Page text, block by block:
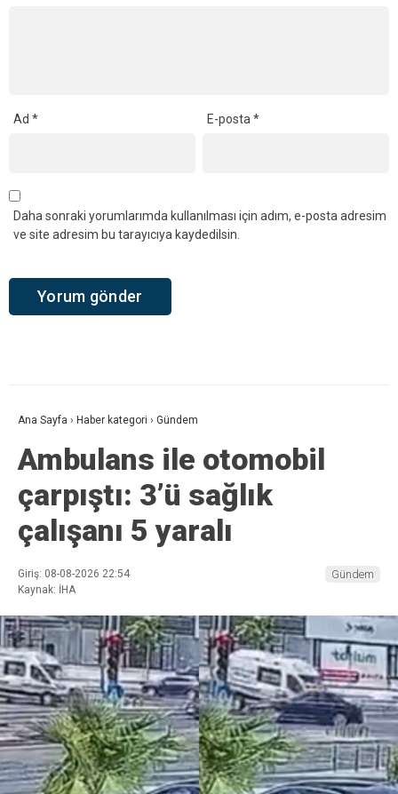
Ad * E-posta*
Daha sonraki yorumlarımda kullanılması için adım, e-posta adresim
ve site adresim bu tarayıcıya kaydedilsin.
Ana Sayfa › Haber kategori › Gündem
Ambulans ile otomobil
çarpıştı: 3’ü sağlık
çalışanı 5 yaralı
Giriş: 08-08-2026 22:54
Kaynak: İHA
Gündem